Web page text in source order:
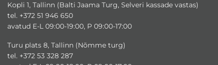
Kopli 1, Tallinn (Balti Jaama Turg, Selveri kassade vastas)
tel. +372 51 946 650
avatud E-L 09:00-19:00, P 09:00-17:00
Turu plats 8, Tallinn (Nõmme turg)
tel. +372 53 328 287